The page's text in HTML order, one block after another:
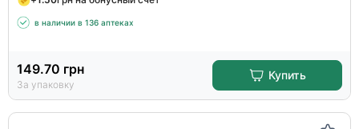
в наличии в 136 аптеках
149.70 грн
За упаковку
Купить